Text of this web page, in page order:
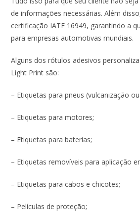
de informações necessárias. Além
certificação IATF 16949, garantindo a
para empresas automotivas mundiais.
Alguns dos rótulos adesivos
Light Print são:
– Etiquetas para pneus (vulcanização
– Etiquetas para motores;
– Etiquetas para baterias;
– Etiquetas removíveis para aplicação
– Etiquetas para cabos e chicotes;
– Películas de proteção;